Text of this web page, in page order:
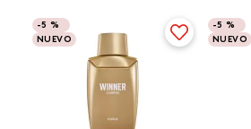
-5 %
NUEVO
-5 %
NUEVO